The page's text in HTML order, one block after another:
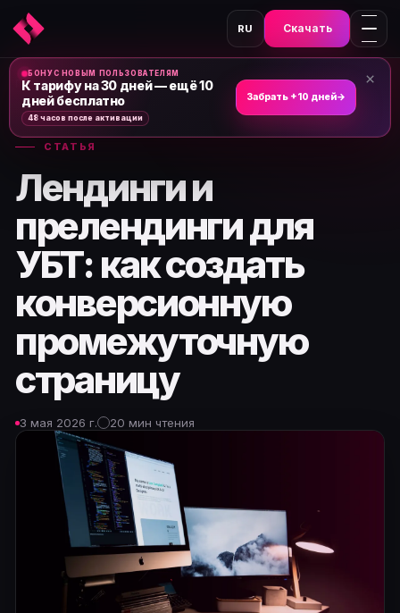
RU Скачать
Главная›Новости и статьи›
СТАТЬЯ
Лендинги и
прелендинги для
УБТ: как создать
конверсионную
промежуточную
страницу
3 мая 2026 г. 20 мин чтения
БОНУС НОВЫМ ПОЛЬЗОВАТЕЛЯМ
К тарифу на 30 дней — ещё 10
дней бесплатно
48 часов после активации
Забрать +10 дней→
×